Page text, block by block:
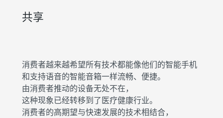
消费者越来越希望所有技术都能像他们的智能手机
和支持语音的智能音箱一样流畅、便捷。
由消费者推动的设备无处不在，
这种现象已经转移到了医疗健康行业。
消费者的高期望与快速发展的技术相结合，
共享